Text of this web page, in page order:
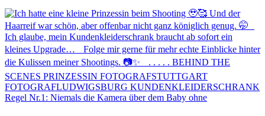
Regel Nr.1: Niemals die Kamera über dem Baby ohne